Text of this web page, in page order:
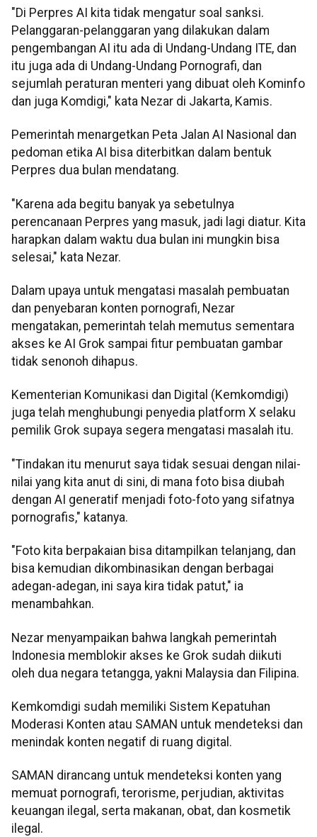
"Di Perpres AI kita tidak mengatur soal sanksi.
Pelanggaran-pelanggaran yang dilakukan dalam
pengembangan AI itu ada di Undang-Undang ITE, dan
itu juga ada di Undang-Undang Pornografi, dan
sejumlah peraturan menteri yang dibuat oleh Kominfo
dan juga Komdigi," kata Nezar di Jakarta, Kamis.
Pemerintah menargetkan Peta Jalan AI Nasional dan
pedoman etika AI bisa diterbitkan dalam bentuk
Perpres dua bulan mendatang.
"Karena ada begitu banyak ya sebetulnya
perencanaan Perpres yang masuk, jadi lagi diatur. Kita
harapkan dalam waktu dua bulan ini mungkin bisa
selesai," kata Nezar.
Dalam upaya untuk mengatasi masalah pembuatan
dan penyebaran konten pornografi, Nezar
mengatakan, pemerintah telah memutus sementara
akses ke AI Grok sampai fitur pembuatan gambar
tidak senonoh dihapus.
Kementerian Komunikasi dan Digital (Kemkomdigi)
juga telah menghubungi penyedia platform X selaku
pemilik Grok supaya segera mengatasi masalah itu.
"Tindakan itu menurut saya tidak sesuai dengan nilai-
nilai yang kita anut di sini, di mana foto bisa diubah
dengan AI generatif menjadi foto-foto yang sifatnya
pornografis," katanya.
"Foto kita berpakaian bisa ditampilkan telanjang, dan
bisa kemudian dikombinasikan dengan berbagai
adegan-adegan, ini saya kira tidak patut," ia
menambahkan.
Nezar menyampaikan bahwa langkah pemerintah
Indonesia memblokir akses ke Grok sudah diikuti
oleh dua negara tetangga, yakni Malaysia dan Filipina.
Kemkomdigi sudah memiliki Sistem Kepatuhan
Moderasi Konten atau SAMAN untuk mendeteksi dan
menindak konten negatif di ruang digital.
SAMAN dirancang untuk mendeteksi konten yang
memuat pornografi, terorisme, perjudian, aktivitas
keuangan ilegal, serta makanan, obat, dan kosmetik
ilegal.